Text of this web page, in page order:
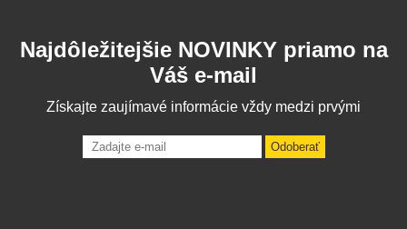
Najdôležitejšie NOVINKY priamo na
Váš e-mail
Získajte zaujímavé informácie vždy medzi prvými
Odoberať